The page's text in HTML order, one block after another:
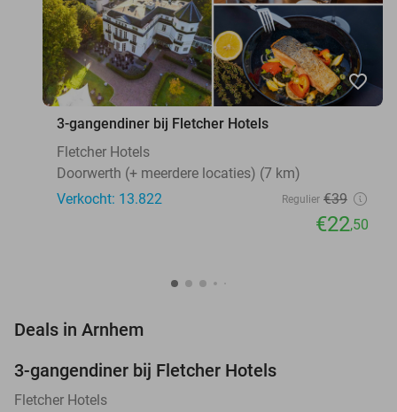
favorite_border
3-gangendiner bij Fletcher Hotels
Fletcher Hotels
Doorwerth (+ meerdere locaties) (7 km)
Verkocht: 13.822
Regulier €39
€22,50
Deals in Arnhem
3-gangendiner bij Fletcher Hotels
Fletcher Hotels